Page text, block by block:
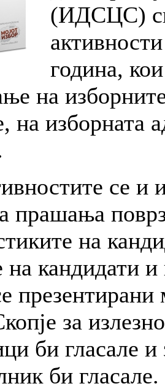
(ИДСЦС)
година,
на
на изборната
се и
прашања
на
на кандидати
за
би гласале и
би гласале.